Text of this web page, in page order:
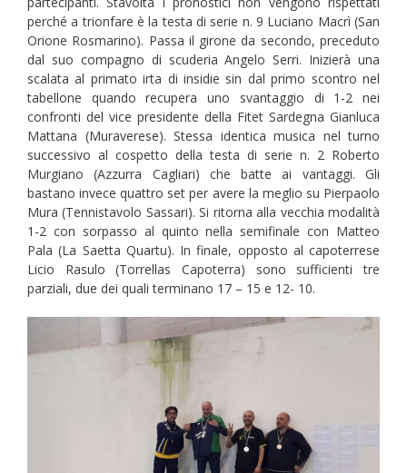
perché a trionfare è la testa di serie n. 9 Luciano Macrì (San
Orione Rosmarino). Passa il girone da secondo, preceduto
dal suo compagno di scuderia Angelo Serri. Inizierà una
scalata al primato irta di insidie sin dal primo scontro nel
tabellone quando recupera uno svantaggio di 1-2 nei
confronti del vice presidente della Fitet Sardegna Gianluca
Mattana (Muraverese). Stessa identica musica nel turno
successivo al cospetto della testa di serie n. 2 Roberto
Murgiano (Azzurra Cagliari) che batte ai vantaggi. Gli
bastano invece quattro set per avere la meglio su Pierpaolo
Mura (Tennistavolo Sassari). Si ritorna alla vecchia modalità
1-2 con sorpasso al quinto nella semifinale con Matteo
Pala (La Saetta Quartu). In finale, opposto al capoterrese
Licio Rasulo (Torrellas Capoterra) sono sufficienti tre
parziali, due dei quali terminano 17 – 15 e 12- 10.